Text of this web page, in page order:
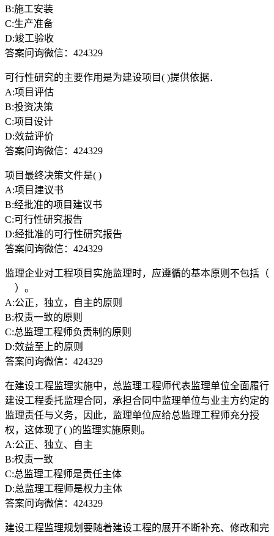
B:施工安装
C:生产准备
D:竣工验收
答案问询微信：424329
可行性研究的主要作用是为建设项目( )提供依据．
A:项目评估
B:投资决策
C:项目设计
D:效益评价
答案问询微信：424329
项目最终决策文件是( )
A:项目建议书
B:经批准的项目建议书
C:可行性研究报告
D:经批准的可行性研究报告
答案问询微信：424329
监理企业对工程项目实施监理时，应遵循的基本原则不包括（
）。
A:公正，独立，自主的原则
B:权责一致的原则
C:总监理工程师负责制的原则
D:效益至上的原则
答案问询微信：424329
在建设工程监理实施中，总监理工程师代表监理单位全面履行
建设工程委托监理合同，承担合同中监理单位与业主方约定的
监理责任与义务，因此，监理单位应给总监理工程师充分授
权，这体现了( )的监理实施原则。
A:公正、独立、自主
B:权责一致
C:总监理工程师是责任主体
D:总监理工程师是权力主体
答案问询微信：424329
建设工程监理规划要随着建设工程的展开不断补充、修改和完